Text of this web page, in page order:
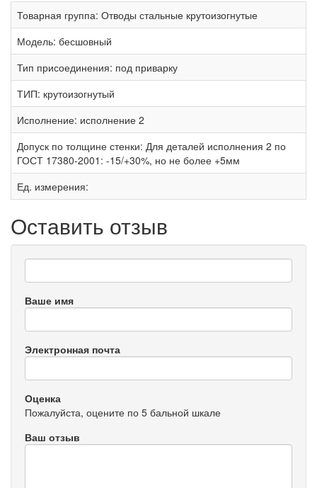
Товарная группа: Отводы стальные крутоизогнутые
Модель: бесшовный
Тип присоединения: под приварку
ТИП: крутоизогнутый
Исполнение: исполнение 2
Допуск по толщине стенки: Для деталей исполнения 2 по
ГОСТ 17380-2001: -15/+30%, но не более +5мм
Ед. измерения:
Оставить отзыв
Ваше имя
Электронная почта
Оценка
Пожалуйста, оцените по 5 бальной шкале
Ваш отзыв